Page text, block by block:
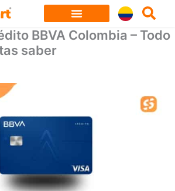
BBVA Colombia – Todo
saber